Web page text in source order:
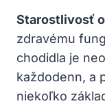
Starostlivosť
zdravému
chodidla je
každodenn, a
niekoľko